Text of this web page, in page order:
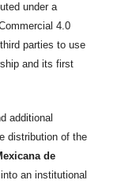
under a
4.0
parties to use
and its first
additional
distribution of the
de
an institutional